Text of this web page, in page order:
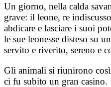
Un giorno, nella calda
grave: il leone, re
abdicare e lasciare i suoi
le sue leonesse disteso su
servito e riverito, sereno e
Gli animali si riunirono così
ci fu subito un gran casino.